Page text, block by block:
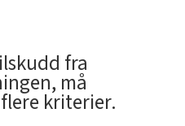
fra
må
kriterier.